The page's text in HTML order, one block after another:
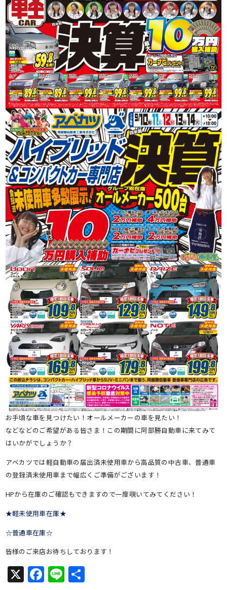
お手頃な車を見つけたい！オールメーカーの車を見たい！
などなどのご希望がある皆さま！この期間に阿部勝自動車に来てみて
はいかがでしょうか？
アベカツでは軽自動車の届出済未使用車から高品質の中古車、普通車
の登録済未使用車まで幅広くご準備がございます！
HPから在庫のご確認もできますので一度覗いてみてください！
★軽未使用車在庫★
☆普通車在庫☆
皆様のご来店お待ちしております！
X Facebook
Line共